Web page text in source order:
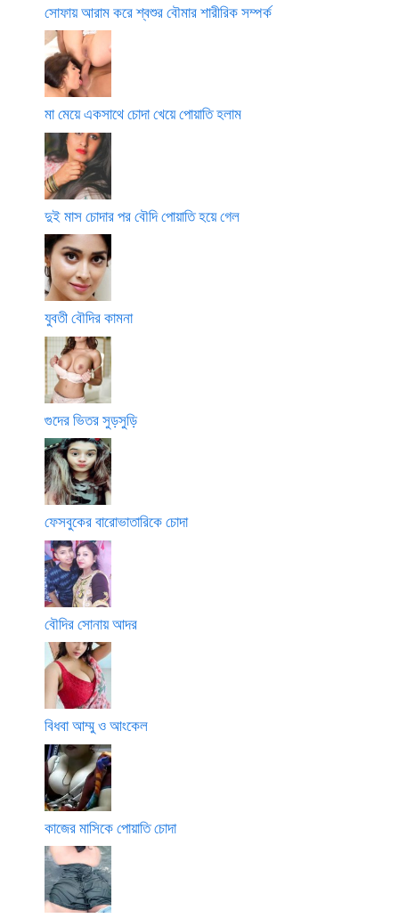
সোফায় আরাম করে শ্বশুর বৌমার শারীরিক সম্পর্ক
মা মেয়ে একসাথে চোদা খেয়ে পোয়াতি হলাম
দুই মাস চোদার পর বৌদি পোয়াতি হয়ে গেল
যুবতী বৌদির কামনা
গুদের ভিতর সুড়সুড়ি
ফেসবুকের বারোভাতারিকে চোদা
বৌদির সোনায় আদর
বিধবা আম্মু ও আংকেল
কাজের মাসিকে পোয়াতি চোদা